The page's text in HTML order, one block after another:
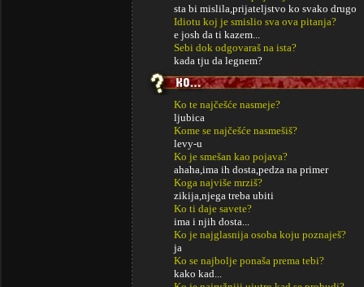
sta bi mislila,prijateljstvo ko svako drugo
Idiotu koj je smislio sva ova pitanja?
e josh da ti kazem...
Sebi dok odgovaraš na ista?
kada tju da legnem?
Ko te najčešće nasmeje?
ljubica
Kome se najčešće nasmešiš?
levy-u
Ko je smešan kao pojava?
ahaha,ima ih dosta,pedza na primer
Koga najviše mrziš?
zikija,njega treba ubiti
Ko ti daje savete?
ima i njih dosta...
Ko je najglasnija osoba koju poznaješ?
ja
Ko se najbolje ponaša prema tebi?
kako kad...